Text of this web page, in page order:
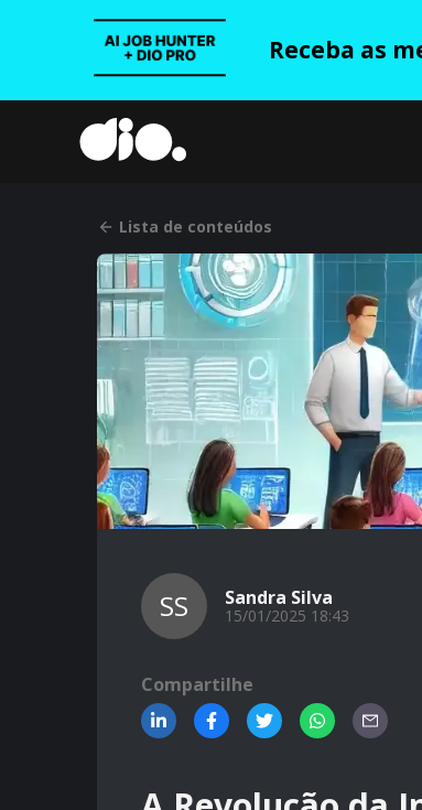
Receba as
Lista de conteúdos
SS Sandra Silva
15/01/2025 18:43
Compartilhe